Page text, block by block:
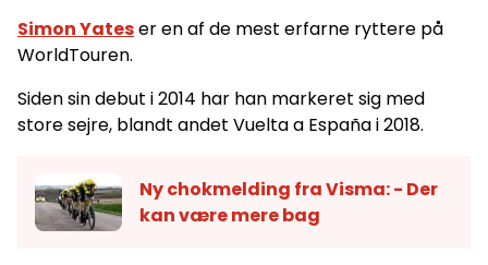
Simon Yateser en af de mest erfarne ryttere på
WorldTouren.
Siden sin debut i 2014 har han markeret sig med
store sejre, blandt andet Vuelta a España i 2018.
Ny chokmelding fra Visma: - Der
kan være mere bag